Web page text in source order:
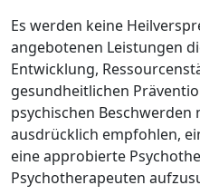
Es werden keine
angebotenen Leistungen
Entwicklung,
gesundheitlichen
psychischen
ausdrücklich empfohlen,
eine approbierte
Psychotherapeuten